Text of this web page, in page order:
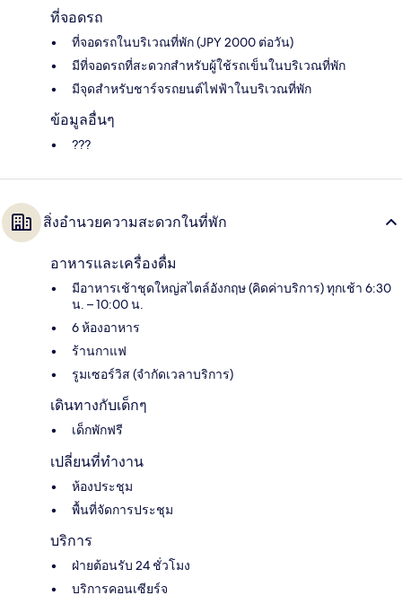
ที่จอดรถ
ที่จอดรถในบริเวณที่พัก (JPY 2000 ต่อวัน)
มีที่จอดรถที่สะดวกสำหรับผู้ใช้รถเข็นในบริเวณที่พัก
มีจุดสำหรับชาร์จรถยนต์ไฟฟ้าในบริเวณที่พัก
ข้อมูลอื่นๆ
???
สิ่งอำนวยความสะดวกในที่พัก
อาหารและเครื่องดื่ม
มีอาหารเช้าชุดใหญ่สไตล์อังกฤษ (คิดค่าบริการ) ทุกเช้า 6:30
น. – 10:00 น.
6 ห้องอาหาร
ร้านกาแฟ
รูมเซอร์วิส (จำกัดเวลาบริการ)
เดินทางกับเด็กๆ
เด็กพักฟรี
เปลี่ยนที่ทำงาน
ห้องประชุม
พื้นที่จัดการประชุม
บริการ
ฝ่ายต้อนรับ 24 ชั่วโมง
บริการคอนเซียร์จ